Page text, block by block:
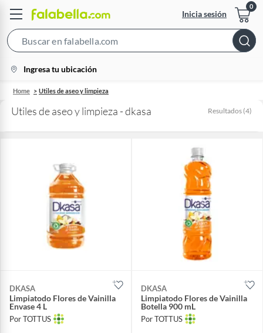
Inicia sesión
Bar
location-
icon
Ingresa tu ubicación
Home Utiles de aseo y limpieza
Utiles de aseo y limpieza - dkasa Resultados (4)
DKASA
Limpiatodo Flores de Vainilla
Envase 4 L
Por TOTTUS
DKASA
Limpiatodo Flores de Vainilla
Botella 900 mL
Por TOTTUS